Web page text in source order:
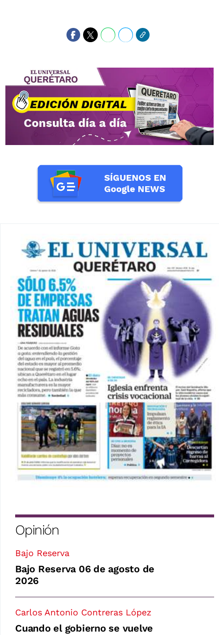
Opinión
Bajo Reserva
Bajo Reserva 06 de agosto de
2026
Carlos Antonio Contreras López
Cuando el gobierno se vuelve